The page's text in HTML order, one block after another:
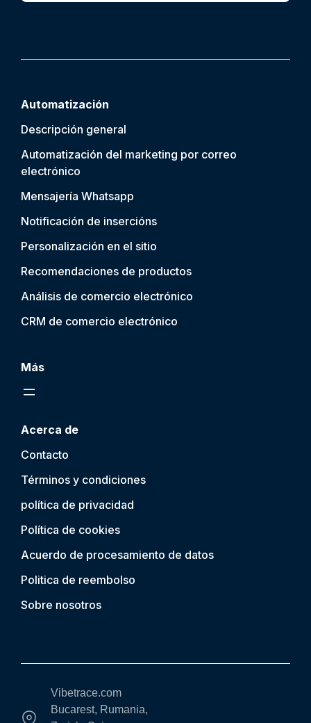
Automatización
Descripción general
Automatización del marketing por correo
electrónico
Mensajería Whatsapp
Notificación de insercións
Personalización en el sitio
Recomendaciones de productos
Análisis de comercio electrónico
CRM de comercio electrónico
Más
Acerca de
Contacto
Términos y condiciones
política de privacidad
Política de cookies
Acuerdo de procesamiento de datos
Politica de reembolso
Sobre nosotros
Vibetrace.com
Bucarest, Rumania,